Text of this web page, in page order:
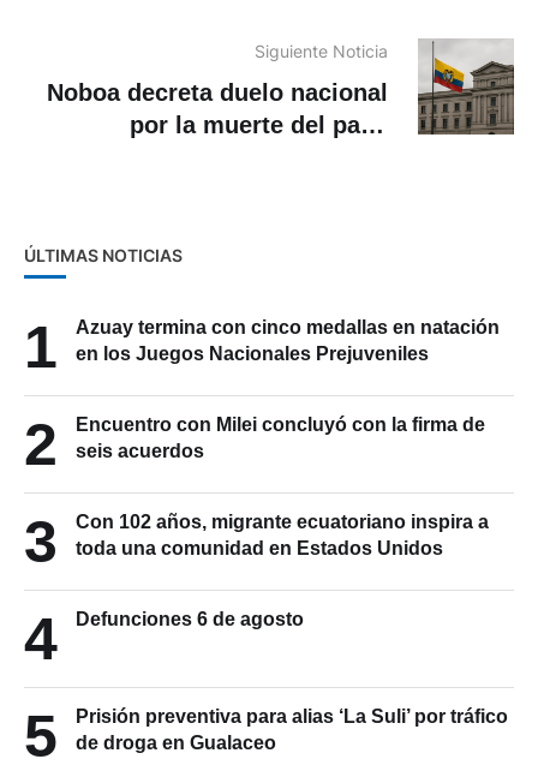
Siguiente Noticia
Noboa decreta duelo nacional
por la muerte del papa
ÚLTIMAS NOTICIAS
1
Azuay termina con cinco medallas en natación
en los Juegos Nacionales Prejuveniles
2
Encuentro con Milei concluyó con la firma de
seis acuerdos
3
Con 102 años, migrante ecuatoriano inspira a
toda una comunidad en Estados Unidos
4 Defunciones 6 de agosto
5
Prisión preventiva para alias ‘La Suli’ por tráfico
de droga en Gualaceo